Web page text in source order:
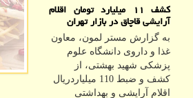
کشف ۱۱ میلیارد تومان اقلام
آرایشی قاچاق در بازار تهران
به گزارش مستر لمون، معاون
غذا و داروی دانشگاه علوم
پزشکی شهید بهشتی، از
کشف و ضبط 110 میلیاردریال
اقلام آرایشی و بهداشتی